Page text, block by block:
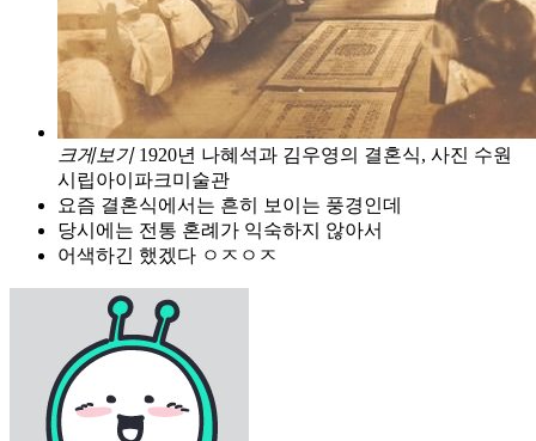
크게보기 1920년 나혜석과 김우영의 결혼식, 사진 수원
시립아이파크미술관
요즘 결혼식에서는 흔히 보이는 풍경인데
당시에는 전통 혼례가 익숙하지 않아서
어색하긴 했겠다 ㅇㅈㅇㅈ